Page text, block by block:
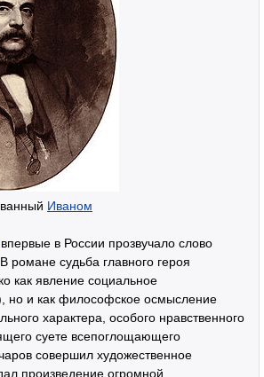
Иваном
впервые в России прозвучало слово
романе судьба главного героя
как явление социальное
но и как философское осмысление
характера, особого нравственного
суете всепоглощающего
совершил художественное
произведение огромной